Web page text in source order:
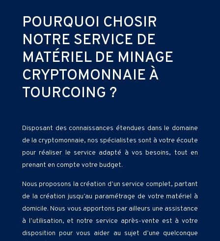
POURQUOI CHOSIR
NOTRE SERVICE DE
MATÉRIEL DE MINAGE
CRYPTOMONNAIE À
TOURCOING ?
Disposant des connaissances étendues dans le domaine
de la cryptomonnaie, nos spécialistes sont à votre écoute
pour réaliser le service adapté à vos besoins, tout en
prenant en compte votre budget.
Nous proposons la création d’un service complet, partant
de la création jusqu’au paramétrage de votre matériel à
domicile. Nous vous apportons par ailleurs une assistance
à l’utilisation, et notre service après-vente est à votre
disposition pour vous aider au sujet d’une quelconque